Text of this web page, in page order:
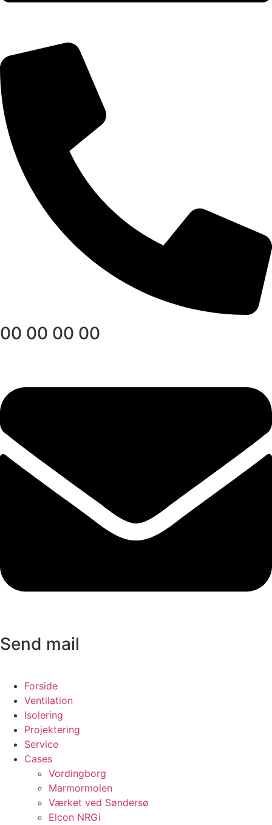
00 00 00 00
Send mail
Forside
Ventilation
Isolering
Projektering
Service
Cases
Vordingborg
Marmormolen
Værket ved Søndersø
Elcon NRGi